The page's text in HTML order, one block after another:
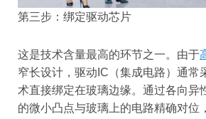
第三步：绑定驱动芯片
这是技术含量最高的环节之一。由于
窄长设计，驱动IC（集成电路）通常
术直接绑定在玻璃边缘。通过各向异
的微小凸点与玻璃上的电路精确对位